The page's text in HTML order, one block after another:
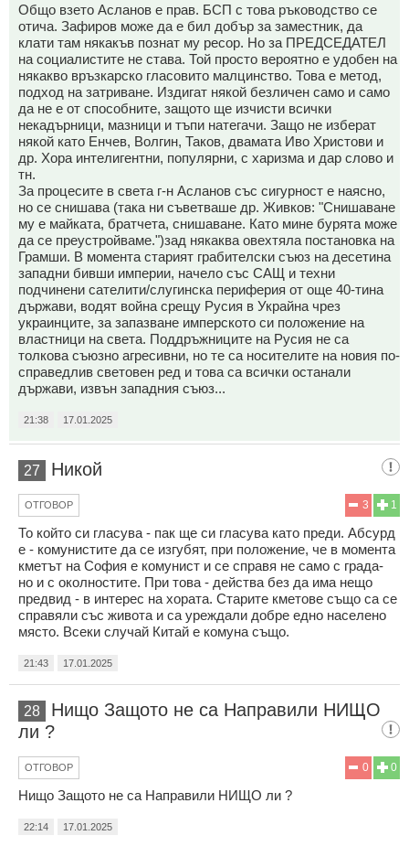
Общо взето Асланов е прав. БСП с това ръководство се
отича. Зафиров може да е бил добър за заместник, да
клати там някакъв познат му ресор. Но за ПРЕДСЕДАТЕЛ
на социалистите не става. Той просто вероятно е удобен на
някакво връзкарско гласовито малцинство. Това е метод,
подход на затриване. Издигат някой безличен само и само
да не е от способните, защото ще изчисти всички
некадърници, мазници и тъпи натегачи. Защо не изберат
някой като Енчев, Волгин, Таков, двамата Иво Христови и
др. Хора интелигентни, популярни, с харизма и дар слово и
тн.
За процесите в света г-н Асланов със сигурност е наясно,
но се снишава (така ни съветваше др. Живков: "Снишаване
му е майката, братчета, снишаване. Като мине бурята може
да се преустройваме.")зад някаква овехтяла постановка на
Грамши. В момента старият грабителски съюз на десетина
западни бивши империи, начело със САЩ и техни
подчинени сателити/слугинска периферия от още 40-тина
държави, водят война срещу Русия в Украйна чрез
украинците, за запазване имперското си положение на
властници на света. Поддръжниците на Русия не са
толкова съюзно агресивни, но те са носителите на новия по-
справедлив световен ред и това са всички останали
държави, извън западния съюз...
21:38 17.01.2025
27 Никой
1
3
ОТГОВОР
То който си гласува - пак ще си гласува като преди. Абсурд
е - комунистите да се изгубят, при положение, че в момента
кметът на София е комунист и се справя не само с града-
но и с околностите. При това - действа без да има нещо
предвид - в интерес на хората. Старите кметове също са се
справяли със живота и са уреждали добре едно населено
място. Всеки случай Китай е комуна също.
21:43 17.01.2025
28
Нищо Защото не са Направили НИЩО
ли ?
0
0
ОТГОВОР
Нищо Защото не са Направили НИЩО ли ?
22:14 17.01.2025